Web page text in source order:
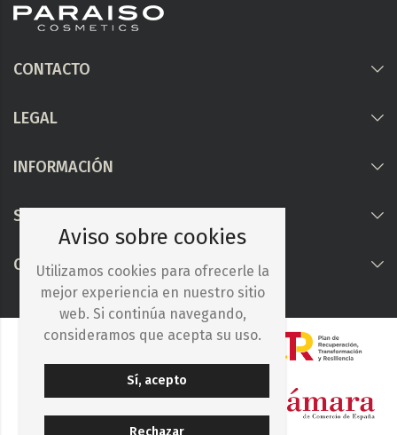
CONTACTO
LEGAL
INFORMACIÓN
Síguenos
COLABORAMOS CON
Aviso sobre cookies
Utilizamos cookies para ofrecerle la
mejor experiencia en nuestro sitio
web. Si continúa navegando,
consideramos que acepta su uso.
Sí, acepto
Rechazar